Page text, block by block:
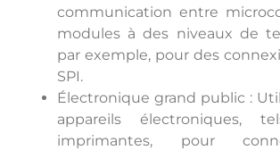
communication entre
modules à des niveaux de
par exemple, pour des
SPI.
Électronique grand public :
appareils électroniques,
imprimantes, pour